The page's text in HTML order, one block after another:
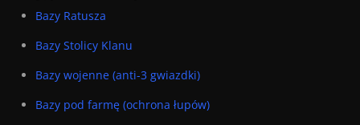
Bazy Ratusza
Bazy Stolicy Klanu
Bazy wojenne (anti-3 gwiazdki)
Bazy pod farmę (ochrona łupów)